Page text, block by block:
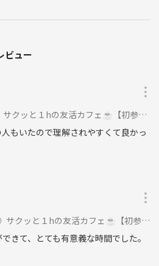
｜SUP｜ポーカー｜旅
のが癒しの時間です🌱
募集中！
ントを一緒に盛り上げてくれる “主催者
ビュー
フェ☕️【初参加＆先着３名様はスーパー割引】素敵な1日は素敵な出会いから✨に参加
もいたので理解されやすくて良かっ
カフェ☕️【初参加＆先着３名様はスーパー割引】素敵な1日は素敵な出会いから✨に参加
きて、とても有意義な時間でした。